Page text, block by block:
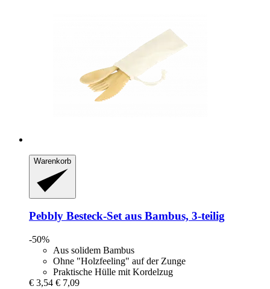
Warenkorb
Pebbly Besteck-​Set aus Bambus, 3-​teilig
-50%
Aus solidem Bambus
Ohne "Holzfeeling" auf der Zunge
Praktische Hülle mit Kordelzug
€ 3,54 € 7,09